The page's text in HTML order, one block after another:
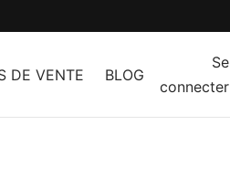
DE VENTE BLOG
Se
connecter